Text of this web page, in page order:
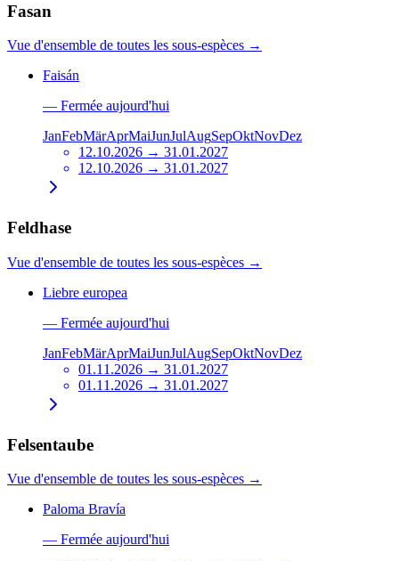
Fasan
Vue d'ensemble de toutes les sous-espèces →
Faisán
— Fermée aujourd'hui
JanFebMärAprMaiJunJulAugSepOktNovDez
12.10.2026 → 31.01.2027
12.10.2026 → 31.01.2027
Feldhase
Vue d'ensemble de toutes les sous-espèces →
Liebre europea
— Fermée aujourd'hui
JanFebMärAprMaiJunJulAugSepOktNovDez
01.11.2026 → 31.01.2027
01.11.2026 → 31.01.2027
Felsentaube
Vue d'ensemble de toutes les sous-espèces →
Paloma Bravía
— Fermée aujourd'hui